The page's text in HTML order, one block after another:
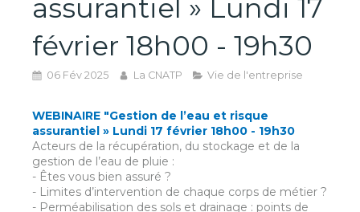
assurantiel » Lundi 17
février 18h00 - 19h30
06 Fév 2025 La CNATP Vie de l'entreprise
WEBINAIRE "Gestion de l’eau et risque
assurantiel » Lundi 17 février 18h00 - 19h30
Acteurs de la récupération, du stockage et de la
gestion de l’eau de pluie :
- Êtes vous bien assuré ?
- Limites d’intervention de chaque corps de métier ?
- Perméabilisation des sols et drainage : points de